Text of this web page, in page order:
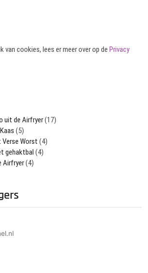
van cookies, lees er meer over op dePrivacy
uit de Airfryer(17)
(5)
Worst (4)
gehaktbal (4)
Airfryer(4)